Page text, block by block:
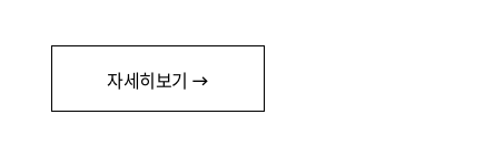
자세히보기